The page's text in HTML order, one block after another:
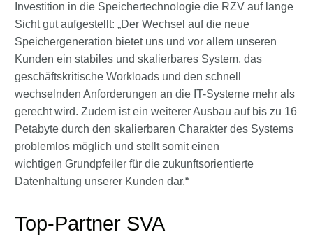
Investition in die Speichertechnologie die RZV auf lange
Sicht gut aufgestellt: „Der Wechsel auf die neue
Speichergeneration bietet uns und vor allem unseren
Kunden ein stabiles und skalierbares System, das
geschäftskritische Workloads und den schnell
wechselnden Anforderungen an die IT-Systeme mehr als
gerecht wird. Zudem ist ein weiterer Ausbau auf bis zu 16
Petabyte durch den skalierbaren Charakter des Systems
problemlos möglich und stellt somit einen
wichtigen Grundpfeiler für die zukunftsorientierte
Datenhaltung unserer Kunden dar.“
Top-Partner SVA